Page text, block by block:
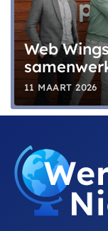
Web
11 MAART 2026